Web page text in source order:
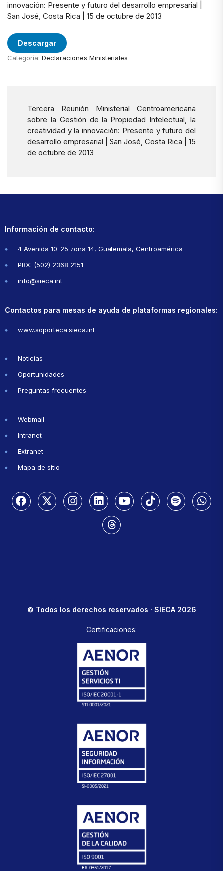
innovación: Presente y futuro del desarrollo empresarial |
San José, Costa Rica | 15 de octubre de 2013
Descargar
Categoría: Declaraciones Ministeriales
Tercera Reunión Ministerial Centroamericana
sobre la Gestión de la Propiedad Intelectual, la
creatividad y la innovación: Presente y futuro del
desarrollo empresarial | San José, Costa Rica | 15
de octubre de 2013
Información de contacto:
4 Avenida 10-25 zona 14, Guatemala, Centroamérica
PBX: (502) 2368 2151
info@sieca.int
Contactos para mesas de ayuda de plataformas regionales:
www.soporteca.sieca.int
Noticias
Oportunidades
Preguntas frecuentes
Webmail
Intranet
Extranet
Mapa de sitio
© Todos los derechos reservados · SIECA 2026
Certificaciones: